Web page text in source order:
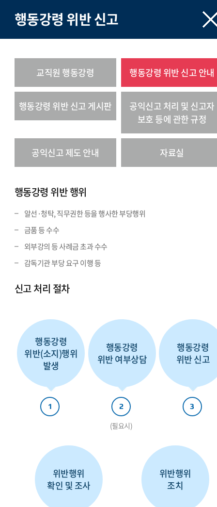
행동강령 위반 신고
교직원 행동강령 행동강령 위반 신고 안내
행동강령 위반 신고 게시판
공익신고 처리 및 신고자
보호 등에 관한 규정
공익신고 제도 안내 자료실
행동강령 위반 행위
알선·청탁, 직무권한 등을 행사한 부당행위
금품 등 수수
외부강의 등 사례금 초과 수수
감독기관 부당 요구 이행 등
신고 처리 절차
행동강령
위반(소지)행위
발생
1
행동강령
위반 여부상담
2
(필요시)
행동강령
위반 신고
3
위반행위
확인 및 조사
위반행위
조치